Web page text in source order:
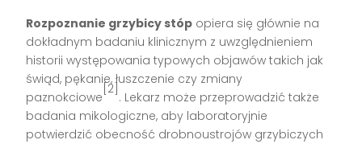
Rozpoznanie grzybicy stóp opiera się głównie na
dokładnym badaniu klinicznym z uwzględnieniem
historii występowania typowych objawów takich jak
świąd, pękanie, łuszczenie czy zmiany
paznokciowe
[2]
. Lekarz może przeprowadzić także
badania mikologiczne, aby laboratoryjnie
potwierdzić obecność drobnoustrojów grzybiczych